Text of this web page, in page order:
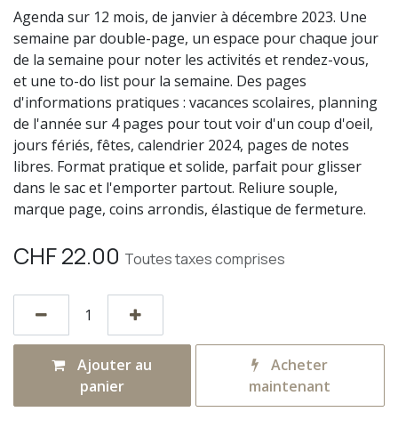
Agenda sur 12 mois, de janvier à décembre 2023. Une
semaine par double-page, un espace pour chaque jour
de la semaine pour noter les activités et rendez-vous,
et une to-do list pour la semaine. Des pages
d'informations pratiques : vacances scolaires, planning
de l'année sur 4 pages pour tout voir d'un coup d'oeil,
jours fériés, fêtes, calendrier 2024, pages de notes
libres. Format pratique et solide, parfait pour glisser
dans le sac et l'emporter partout. Reliure souple,
marque page, coins arrondis, élastique de fermeture.
CHF22.00 Toutes taxes comprises
Ajouter au
panier
Acheter
maintenant